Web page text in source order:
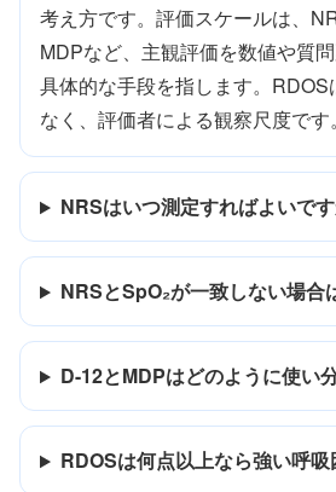
考え方です。評価スケールは、
MDPなど、主観評価を数値や質
具体的な手段を指します。RDOS
なく、評価者による観察尺度です。
NRSはいつ測定すればよいで
NRSとSpO₂が一致しない場合
D-12とMDPはどのように使い
RDOSは何点以上なら強い呼吸